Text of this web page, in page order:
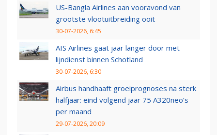
US-Bangla Airlines aan vooravond van
grootste vlootuitbreiding ooit
30-07-2026, 6:45
AIS Airlines gaat jaar langer door met
lijndienst binnen Schotland
30-07-2026, 6:30
Airbus handhaaft groeiprognoses na sterk
halfjaar: eind volgend jaar 75 A320neo’s
per maand
29-07-2026, 20:09